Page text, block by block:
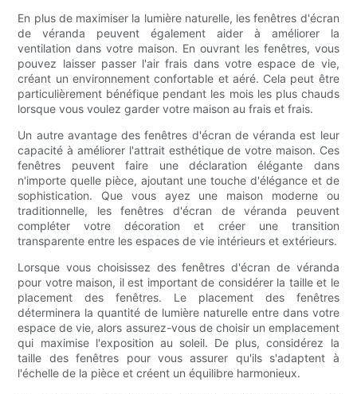
En plus de maximiser la lumière naturelle, les fenêtres d'écran
de véranda peuvent également aider à améliorer la
ventilation dans votre maison. En ouvrant les fenêtres, vous
pouvez laisser passer l'air frais dans votre espace de vie,
créant un environnement confortable et aéré. Cela peut être
particulièrement bénéfique pendant les mois les plus chauds
lorsque vous voulez garder votre maison au frais et frais.
Un autre avantage des fenêtres d'écran de véranda est leur
capacité à améliorer l'attrait esthétique de votre maison. Ces
fenêtres peuvent faire une déclaration élégante dans
n'importe quelle pièce, ajoutant une touche d'élégance et de
sophistication. Que vous ayez une maison moderne ou
traditionnelle, les fenêtres d'écran de véranda peuvent
compléter votre décoration et créer une transition
transparente entre les espaces de vie intérieurs et extérieurs.
Lorsque vous choisissez des fenêtres d'écran de véranda
pour votre maison, il est important de considérer la taille et le
placement des fenêtres. Le placement des fenêtres
déterminera la quantité de lumière naturelle entre dans votre
espace de vie, alors assurez-vous de choisir un emplacement
qui maximise l'exposition au soleil. De plus, considérez la
taille des fenêtres pour vous assurer qu'ils s'adaptent à
l'échelle de la pièce et créent un équilibre harmonieux.